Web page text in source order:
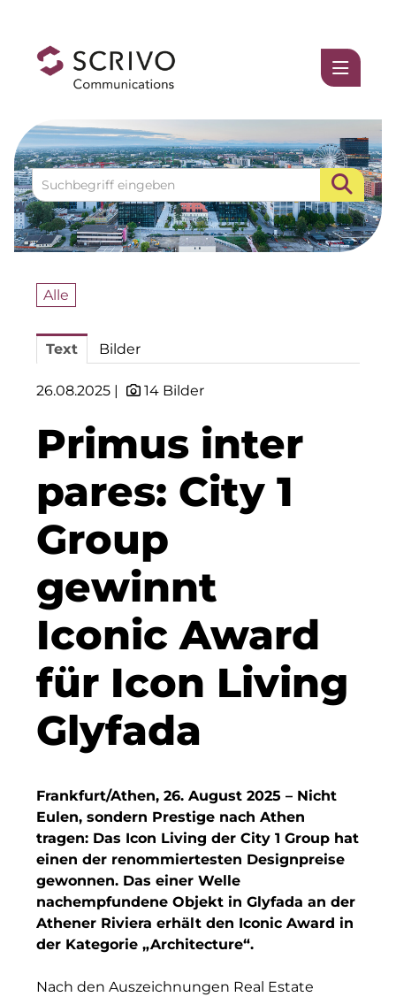
Medienmitteilungen
1337UGC
ACCUMULATA
Accumulata Operations (AOP)
AIM
BHB Unternehmensgruppe
City 1 Group
Clean Intralogistics Net (CIN)
Clean Power Net (CPN)
Dennis Hoppa
CSMM
DEGIV
Die Macherei
Die Werkbank IT GmbH
Docunite
Eternal Power
Eventnet
F4 Immobilien GmbH
Finanzchef24
Frameworks
Gemeinde Hallbergmoos
Gemeinde Taufkirchen
Gesangskollektiv Michael Ritter
GWG Städtische Wohnungsgesellschaft
Alle
Text Bilder
26.08.2025 | 14 Bilder
Primus inter
pares: City 1
Group
gewinnt
Iconic Award
für Icon Living
Glyfada
Frankfurt/Athen, 26. August 2025 – Nicht
Eulen, sondern Prestige nach Athen
tragen: Das Icon Living der City 1 Group hat
einen der renommiertesten Designpreise
gewonnen. Das einer Welle
nachempfundene Objekt in Glyfada an der
Athener Riviera erhält den Iconic Award in
der Kategorie „Architecture“.
Nach den Auszeichnungen Real Estate